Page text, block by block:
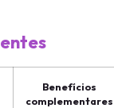
Benefícios
complementares